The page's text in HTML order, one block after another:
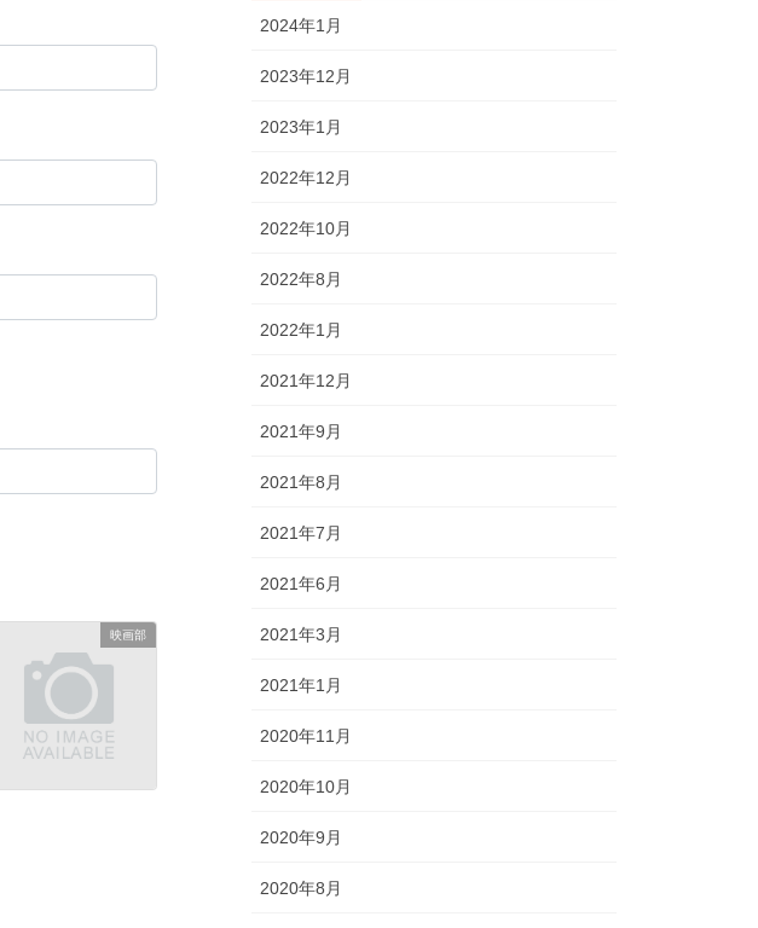
映画部
2024年1月
2023年12月
2023年1月
2022年12月
2022年10月
2022年8月
2022年1月
2021年12月
2021年9月
2021年8月
2021年7月
2021年6月
2021年3月
2021年1月
2020年11月
2020年10月
2020年9月
2020年8月